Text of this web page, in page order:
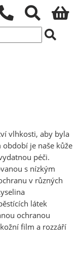
vlhkosti, aby byla
je naše kůže
péči.
s nízkým
v různých
látek
ochranou
film a rozzáří